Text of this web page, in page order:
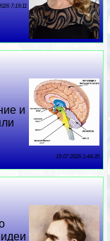
7:19:11
и
19 07 2026 1:44:35